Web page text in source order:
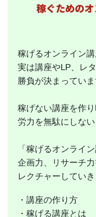
稼ぐための
稼げるオンライン
実は講座やLP、レ
勝負が決まっていま
稼げない講座を作り
労力を無駄にしない
「稼げるオンライ
企画力、リサーチ
レクチャーしていき
・講座の作り方
・稼げる講座とは